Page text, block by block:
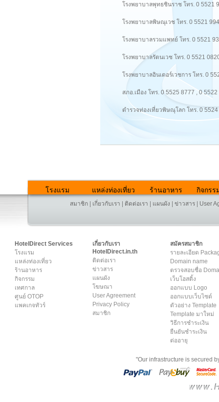
โรงพยาบาลพุทธชินราช โทร. 0 5521
โรงพยาบาลพิษณุเวช โทร. 0 5521
โรงพยาบาลรวมแพทย์ โทร. 0 5521
โรงพยาบาลรัตนเวช โทร. 0 5521
โรงพยาบาลอินเตอร์เวชการ โทร. 0
สภอ.เมือง โทร. 0 5525 8777 , 0
ตำรวจท่องเที่ยวพิษณุโลก โทร. 0
โรงแรม แหล่งท่องเที่ยว ร้านอาหาร กิจกรร
สมาชิก | เกี่ยวกับเรา | ติดต่อเรา | แผนผัง | ข่าวสาร | User
HotelDirect Services
โรงแรม
แหล่งท่องเที่ยว
ร้านอาหาร
กิจกรรม
เทศกาล
ศูนย์ OTOP
แพคเกจทัวร์
เกี่ยวกับเรา
HotelDirect.in.th
ติดต่อเรา
ข่าวสาร
แผนผัง
โฆษณา
User Agreement
Privacy Policy
สมาชิก
สมัครสมาชิก
รายละเอียด
Domain name
ตรวจสอบชื่อ
เว็บโฮสติ้ง
ออกแบบ Logo
ออกแบบเว็บไซต์
ตัวอย่าง Template
Template มาใหม่
วิธีการชำระเงิน
ยืนยันชำระเงิน
ต่ออายุ
"Our infrastructure is secured